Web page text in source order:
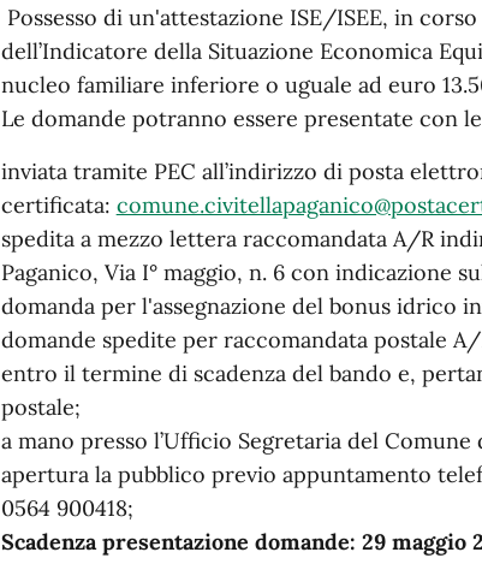
Possesso di un'attestazione ISE/ISEE, in
dell’Indicatore della Situazione Economica
nucleo familiare inferiore o uguale ad euro
Le domande potranno essere presentate con
inviata tramite PEC all’indirizzo di posta
certificata:
spedita a mezzo lettera raccomandata A/R
Paganico, Via I° maggio, n. 6 con indicazione
domanda per l'assegnazione del bonus idrico
domande spedite per raccomandata postale
entro il termine di scadenza del bando e,
postale;
a mano presso l’Ufficio Segretaria del
apertura la pubblico previo appuntamento
0564 900418;
Scadenza presentazione domande: 29 maggio